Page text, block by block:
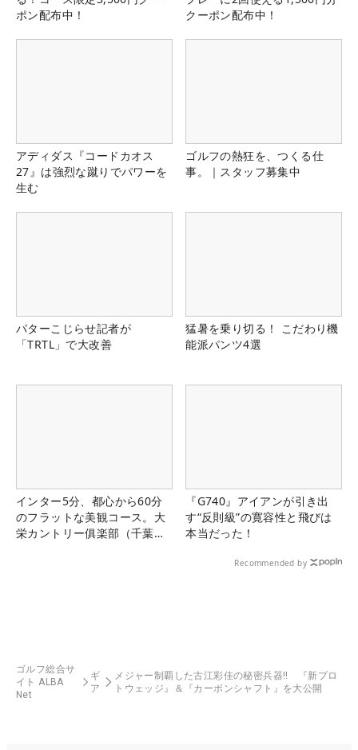
ポン配布中！
クーポン配布中！
アディダス『コードカオス
27』は強烈な蹴りでパワーを
生む
ゴルフの熱狂を、つくる仕
事。｜スタッフ募集中
パターこじらせ記者が
「TRTL」で大改善
猛暑を乗り切る！ こだわり機
能派パンツ4選
インター5分、都心から60分
のフラットな美観コース。大
栄カントリー俱楽部（千葉
『G740』アイアンが引き出
す“反則級”の寛容性と飛びは
本当だった！
Recommended by
ゴルフ総合サ
イト ALBA
Net
ギ
ア
メジャー制覇した古江彩佳の秘密兵器‼ 『新プロ
トウェッジ』＆『カーボンシャフト』を大公開